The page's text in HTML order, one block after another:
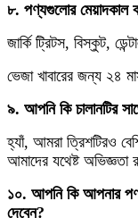
৮. পণ্যগুলোর মেয়াদকাল
জার্কি ট্রিটস, বিস্কুট,
ভেজা খাবারের জন্য ২৪
৯. আপনি কি চালানটির
হ্যাঁ, আমরা ত্রিশটিরও
আমাদের যথেষ্ট অভিজ্ঞতা
১০. আপনি কি আপনার
দেবেন?